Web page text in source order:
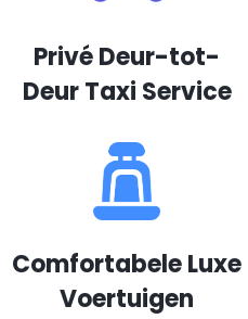
Privé Deur-tot-
Deur Taxi Service
Comfortabele Luxe
Voertuigen